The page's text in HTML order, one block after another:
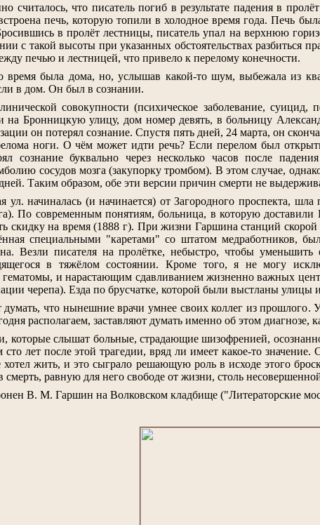
считалось, что писатель погиб в результате падения в
печь, которую топили в холодное время года. Печь
в пролёт лестницы, писатель упал на верхнюю
с такой высоты при указанных обстоятельствах разбиться
печью и лестницей, что привело к перелому конечности.
время была дома, но, услышав какой-то шум, выбежала из
в дом. Он был в сознании.
совокупности (психическое заболевание, суицид,
на Бронницкую улицу, дом номер девять, в больницу
он потерял сознание. Спустя пять дней, 24 марта, он
ноги. О чём может идти речь? Если перелом был
сознание буквально через несколько часов после
сосудов мозга (закупорку тромбом). В этом случае,
Таким образом, обе эти версии причин смерти не
ул. начиналась (и начинается) от Загородного проспекта,
По современным понятиям, больница, в которую доставили
скидку на время (1888 г). При жизни Гаршина станций
специальными "каретами" со штатом медработников,
Везли писателя на пролётке, небыстро, чтобы уменьшить
в тяжёлом состоянии. Кроме того, я не могу
и нарастающим сдавливанием жизненно важных
черепа). Езда по брусчатке, которой были выстланы улицы
думать, что нынешние врачи умнее своих коллег из
располагаем, заставляют думать именно об этом
которые слышат больные, страдающие шизофренией,
сто лет после этой трагедии, вряд ли имеет какое-то
жить, и это сыграло решающую роль в исходе этого
смерть, равную для него свободе от жизни, столь
В. М. Гаршин на Волковском кладбище ("Литераторские